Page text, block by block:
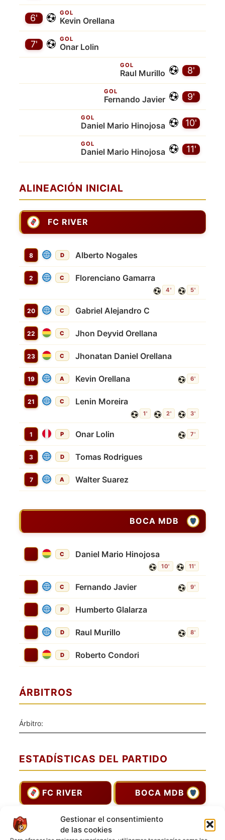
Gestionar el consentimiento
de las cookies
GOL
Kevin Orellana
6'
GOL
Onar Lolin
7'
8'
GOL
Raul Murillo
9'
GOL
Fernando Javier
10'
GOL
Daniel Mario Hinojosa
11'
GOL
Daniel Mario Hinojosa
ALINEACIÓN INICIAL
FC RIVER
8 D Alberto Nogales
2 C Florenciano Gamarra
4' 5'
20 C Gabriel Alejandro C
22 C Jhon Deyvid Orellana
23 C Jhonatan Daniel Orellana
19 A Kevin Orellana 6'
21 C Lenin Moreira
1' 2' 3'
1 P Onar Lolin 7'
3 D Tomas Rodrigues
7 A Walter Suarez
BOCA MDB
C Daniel Mario Hinojosa
10' 11'
C Fernando Javier 9'
P Humberto Glalarza
D Raul Murillo 8'
D Roberto Condori
ÁRBITROS
Árbitro:
ESTADÍSTICAS DEL PARTIDO
FC RIVER BOCA MDB